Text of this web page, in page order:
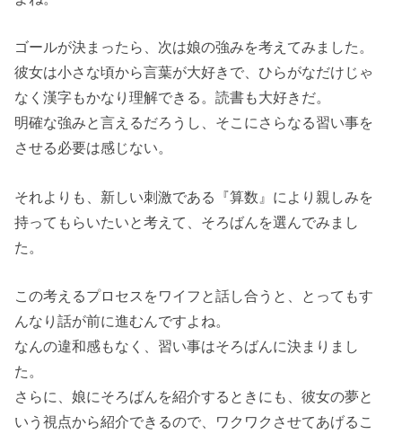
ゴールが決まったら、次は娘の強みを考えてみました。
彼女は小さな頃から言葉が大好きで、ひらがなだけじゃ
なく漢字もかなり理解できる。読書も大好きだ。
明確な強みと言えるだろうし、そこにさらなる習い事を
させる必要は感じない。
それよりも、新しい刺激である『算数』により親しみを
持ってもらいたいと考えて、そろばんを選んでみまし
た。
この考えるプロセスをワイフと話し合うと、とってもす
んなり話が前に進むんですよね。
なんの違和感もなく、習い事はそろばんに決まりまし
た。
さらに、娘にそろばんを紹介するときにも、彼女の夢と
いう視点から紹介できるので、ワクワクさせてあげるこ